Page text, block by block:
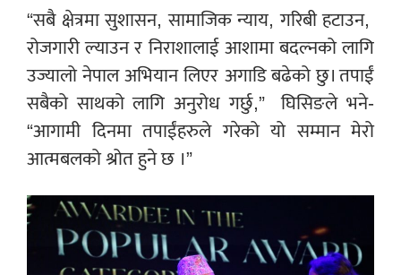
“सबै क्षेत्रमा सुशासन, सामाजिक न्याय, गरिबी हटाउन,
रोजगारी ल्याउन र निराशालाई आशामा बदल्नको लागि
उज्यालो नेपाल अभियान लिएर अगाडि बढेको छु। तपाईं
सबैको साथको लागि अनुरोध गर्छु,” घिसिङले भने-
“आगामी दिनमा तपाईंहरुले गरेको यो सम्मान मेरो
आत्मबलको श्रोत हुने छ ।”